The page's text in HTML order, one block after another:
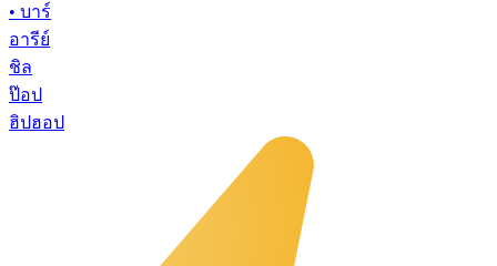
• บาร์
อารีย์
ชิล
ป๊อป
ฮิปฮอป